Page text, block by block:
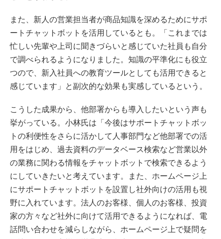
また、新人の営業担当者が商品知識を深めるためにサポ
ートチャットボットを活用しているとも。「これまでは
忙しい先輩や上司に聞きづらいと感じていた社員も自分
で調べられるようになりました。知識の平準化にも役立
つので、新入社員への教育ツールとしても活用できると
感じています」と副次的な効果も実感しているという。
こうした成果から、他部署からも導入したいという声も
挙がっている。小林氏は「今後はサポートチャットボッ
トの利便性をさらに活かして人事部門など他部署での活
用をはじめ、過去資料のデータベース検索など営業以外
の業務に関わる情報をチャットボットで検索できるよう
にしていきたいと考えています。また、ホームページ上
にサポートチャットボットを設置し社外向けの活用も視
野に入れています。法人のお客様、個人のお客様、投資
家の方々など社外に向けて活用できるようになれば、電
話問い合わせを減らしながら、ホームページ上で疑問を